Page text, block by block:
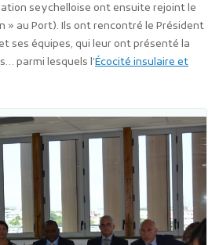
seychelloise ont ensuite rejoint le
» au Port). Ils ont rencontré le Président
ses équipes, qui leur ont présenté la
parmi lesquels l’Écocité insulaire et